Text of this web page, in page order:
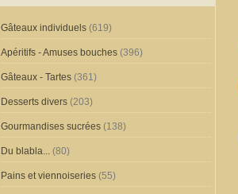
Gâteaux individuels (619)
Apéritifs - Amuses bouches (396)
Gâteaux - Tartes (361)
Desserts divers (203)
Gourmandises sucrées (138)
Du blabla... (80)
Pains et viennoiseries (55)